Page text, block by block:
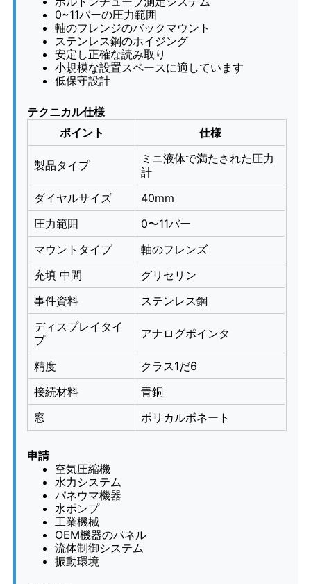
会社案内
品質管理
お問い合わせ
見積依頼
ステンレス鋼の圧力計
耐衝撃圧力計
温度および圧力計
液体で満たされた圧力計
電気接触圧力計
乾燥式圧力計
ミニ圧力計
デジタル圧力計
0~11バーの圧力範囲
軸のフレンジのバックマウント
ステンレス鋼のホイジング
安定し正確な読み取り
小規模な設置スペースに適しています
低保守設計
テクニカル仕様
ポイント
仕様
製品タイプ
ミニ液体で満たされた圧力
計
ダイヤルサイズ
40mm
圧力範囲
0〜11バー
マウントタイプ
軸のフレンズ
充填 中間
グリセリン
事件資料
ステンレス鋼
ディスプレイタイ
プ
アナログポインタ
精度
クラス1だ6
接続材料
青銅
窓
ポリカルボネート
申請
空気圧縮機
水力システム
パネウマ機器
水ポンプ
工業機械
OEM機器のパネル
流体制御システム
振動環境